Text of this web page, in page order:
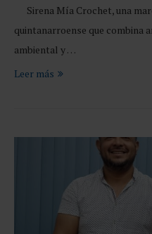
Sirena Mía Crochet, una
quintanarroense que combina
ambiental y …
Leer más